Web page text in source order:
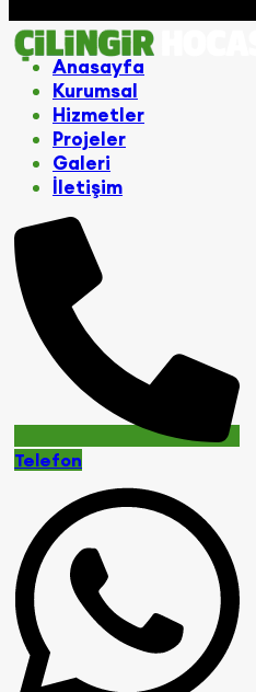
Anasayfa
Kurumsal
Hizmetler
Projeler
Galeri
İletişim
Telefon